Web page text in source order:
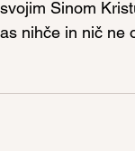
Sinom
nihče in nič ne